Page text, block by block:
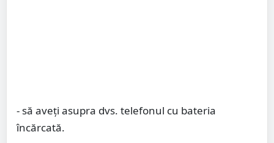
- să aveți asupra dvs. telefonul cu bateria
încărcată.